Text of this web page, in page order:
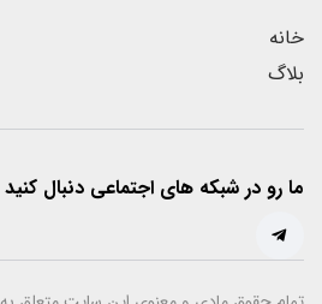
خانه
بلاگ
ما رو در شبکه های اجتماعی دنبال کنید